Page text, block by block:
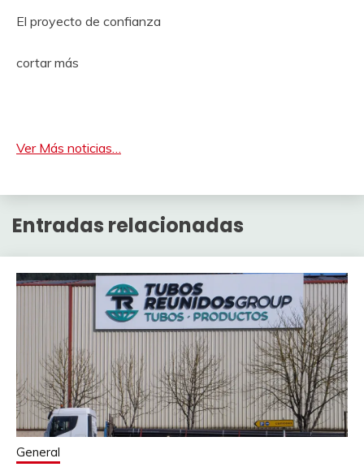
El proyecto de confianza
cortar más
Ver Más noticias…
Entradas relacionadas
General